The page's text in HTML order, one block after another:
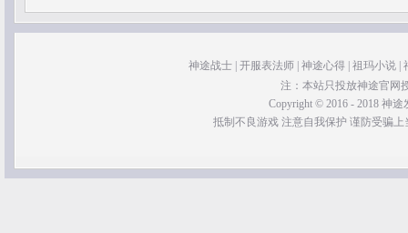
神途战士 开服表法师 神途心得 祖玛小说
注：本站只投放神途官网
Copyright © 2016 - 2018 神途
抵制不良游戏 注意自我保护 谨防受骗